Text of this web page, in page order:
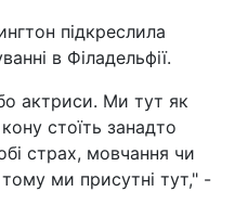
підкреслила
в Філадельфії.
актриси. Ми тут як
стоїть занадто
страх, мовчання чи
ми присутні тут," -